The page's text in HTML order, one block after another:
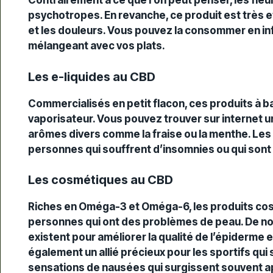
psychotropes. En revanche, ce produit est
et les douleurs. Vous pouvez la consommer en
mélangeant avec vos plats.
Les e-liquides au CBD
Commercialisés en petit flacon, ces produits à
vaporisateur. Vous pouvez trouver sur internet
arômes divers comme la fraise ou la menthe. Les
personnes qui souffrent d’insomnies ou qui
Les cosmétiques au CBD
Riches en Oméga-3 et Oméga-6, les produits
personnes qui ont des problèmes de peau. De
existent pour améliorer la qualité de
également un allié précieux pour les sportifs
sensations de nausées qui surgissent souvent